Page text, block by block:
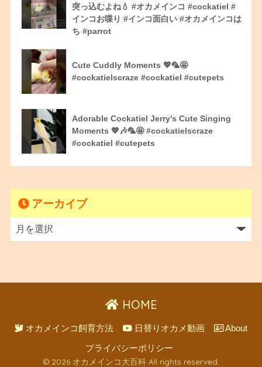
突っ込むよね💧 #オカメインコ #cockatiel #
インコお喋り #インコ面白い #オカメインコは
ち #parrot
Cute Cuddly Moments 💖🦜🤩
#cockatielscraze #cockatiel #cutepets
Adorable Cockatiel Jerry’s Cute Singing
Moments 💖🎶🦜🤩 #cockatielscraze
#cockatiel #cutepets
アーカイブ
HOME
オカメインコ飼育方法 日替りオカメ動画 About
プライバシーポリシー
© 2026 オカメインコ大百科 All rights reserved.